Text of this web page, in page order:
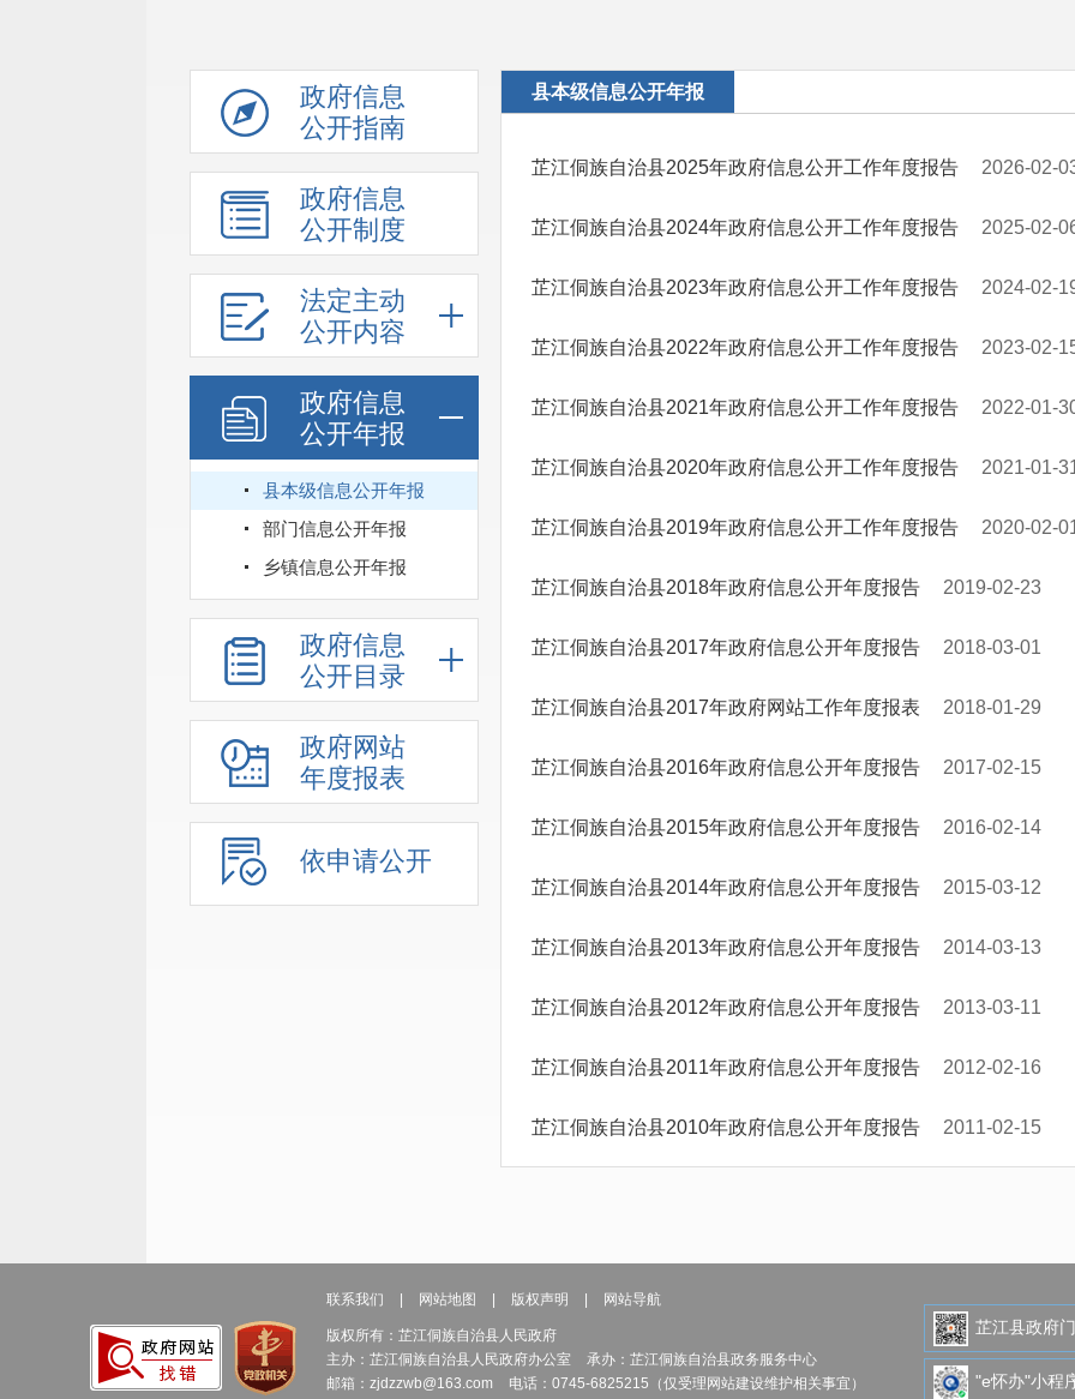
政府信息
公开指南
政府信息
公开制度
法定主动
公开内容
政府信息
公开年报
县本级信息公开年报
部门信息公开年报
乡镇信息公开年报
政府信息
公开目录
政府网站
年度报表
依申请公开
县本级信息公开年报
芷江侗族自治县2025年政府信息公开工作年度报告 2026-02-
芷江侗族自治县2024年政府信息公开工作年度报告 2025-02-
芷江侗族自治县2023年政府信息公开工作年度报告 2024-02-
芷江侗族自治县2022年政府信息公开工作年度报告 2023-02-
芷江侗族自治县2021年政府信息公开工作年度报告 2022-01-
芷江侗族自治县2020年政府信息公开工作年度报告 2021-01-
芷江侗族自治县2019年政府信息公开工作年度报告 2020-02-
芷江侗族自治县2018年政府信息公开年度报告 2019-02-23
芷江侗族自治县2017年政府信息公开年度报告 2018-03-01
芷江侗族自治县2017年政府网站工作年度报表 2018-01-29
芷江侗族自治县2016年政府信息公开年度报告 2017-02-15
芷江侗族自治县2015年政府信息公开年度报告 2016-02-14
芷江侗族自治县2014年政府信息公开年度报告 2015-03-12
芷江侗族自治县2013年政府信息公开年度报告 2014-03-13
芷江侗族自治县2012年政府信息公开年度报告 2013-03-11
芷江侗族自治县2011年政府信息公开年度报告 2012-02-16
芷江侗族自治县2010年政府信息公开年度报告 2011-02-15
联系我们 网站地图 版权声明 网站导航
版权所有：芷江侗族自治县人民政府
主办：芷江侗族自治县人民政府办公室
承办：芷江侗族自治县政务服务中心
邮箱：zjdzzwb@163.com
电话：0745-6825215（仅受理网站建设维护相关事宜）
芷江县政府
"e怀办"小程